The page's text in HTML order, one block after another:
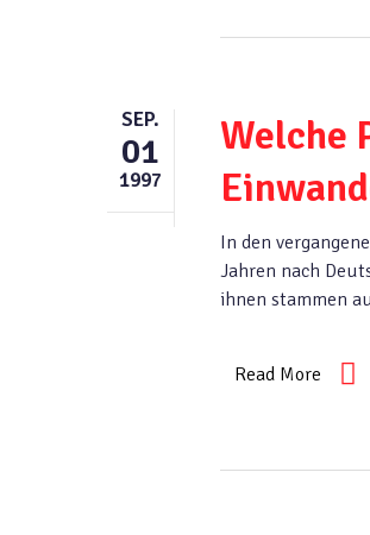
SEP.
01
1997
Welche
In den
Jahren nach
ihnen stammen
Read More